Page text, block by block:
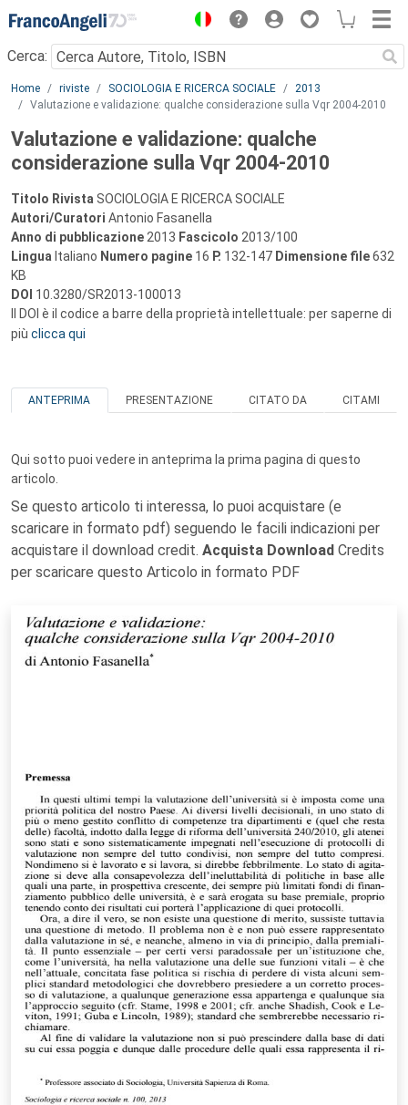
Menu
Cerca:
Main content
Home riviste SOCIOLOGIA E RICERCA SOCIALE
2013
Valutazione e validazione: qualche considerazione sulla Vqr 2004-2010
Valutazione e validazione: qualche
considerazione sulla Vqr 2004-2010
Titolo Rivista SOCIOLOGIA E RICERCA SOCIALE
Autori/Curatori Antonio Fasanella
Anno di pubblicazione 2013 Fascicolo 2013/100
Lingua Italiano Numero pagine 16 P. 132-147 Dimensione file632
KB
DOI 10.3280/SR2013-100013
Il DOI è il codice a barre della proprietà intellettuale: per saperne di
più clicca qui
ANTEPRIMA PRESENTAZIONE CITATO DA CITAMI
Qui sotto puoi vedere in anteprima la prima pagina di questo
articolo.
Se questo articolo ti interessa, lo puoi acquistare (e
scaricare in formato pdf) seguendo le facili indicazioni per
acquistare il download credit. Acquista Download Credits
per scaricare questo Articolo in formato PDF